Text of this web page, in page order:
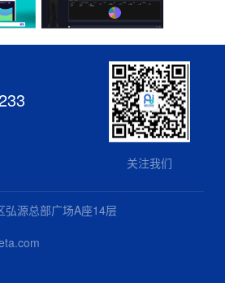
关注我们
弘源总部广场A座14层